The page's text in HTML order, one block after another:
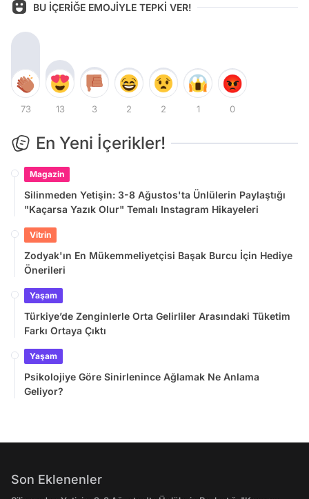
BU İÇERİĞE EMOJİYLE TEPKİ VER!
73 13 3 2 2 1 0
En Yeni İçerikler!
Magazin
Silinmeden Yetişin: 3-8 Ağustos'ta Ünlülerin Paylaştığı
"Kaçarsa Yazık Olur" Temalı Instagram Hikayeleri
Vitrin
Zodyak'ın En Mükemmeliyetçisi Başak Burcu İçin Hediye
Önerileri
Yaşam
Türkiye’de Zenginlerle Orta Gelirliler Arasındaki Tüketim
Farkı Ortaya Çıktı
Yaşam
Psikolojiye Göre Sinirlenince Ağlamak Ne Anlama
Geliyor?
Son Eklenenler